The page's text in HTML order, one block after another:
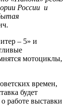
России и
– 5» и
мотоциклы,
времен,
будет
работе выставки